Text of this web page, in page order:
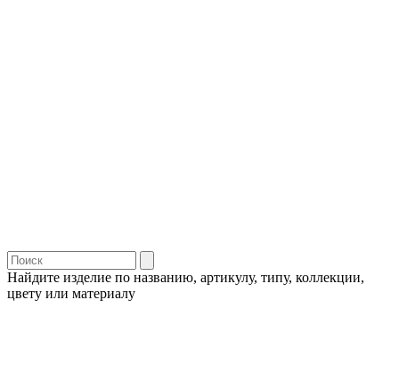
Найдите изделие по названию, артикулу, типу, коллекции,
цвету или материалу